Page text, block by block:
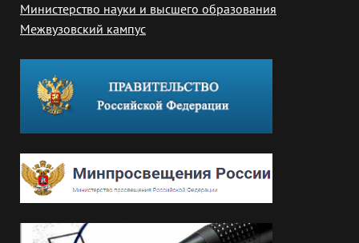
Министерство науки и высшего образования
Межвузовский кампус